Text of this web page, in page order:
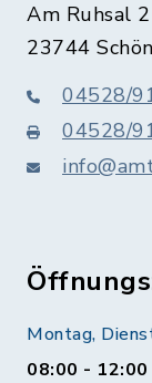
Am Ruhsal 2
23744
04528/
04528/
Montag,
08:00 - 12:00